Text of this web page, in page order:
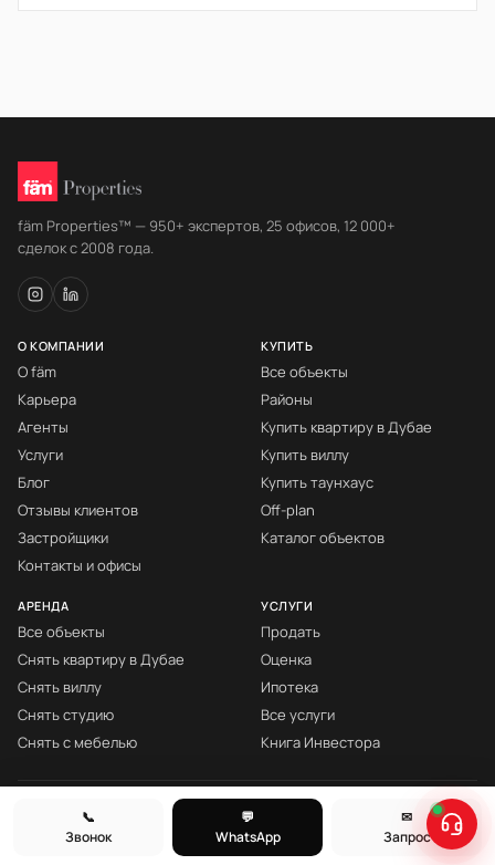
📞
Звонок
💬
WhatsApp
✉
Запрос
fäm Properties™ — 950+ экспертов, 25 офисов, 12 000+
сделок с 2008 года.
О КОМПАНИИ
О fäm
Карьера
Агенты
Услуги
Блог
Отзывы клиентов
Застройщики
Контакты и офисы
КУПИТЬ
Все объекты
Районы
Купить квартиру в Дубае
Купить виллу
Купить таунхаус
Off-plan
Каталог объектов
АРЕНДА
Все объекты
Снять квартиру в Дубае
Снять виллу
Снять студию
Снять с мебелью
УСЛУГИ
Продать
Оценка
Ипотека
Все услуги
Книга Инвестора
© fäm Properties™ · ORN 1858 · С 2008